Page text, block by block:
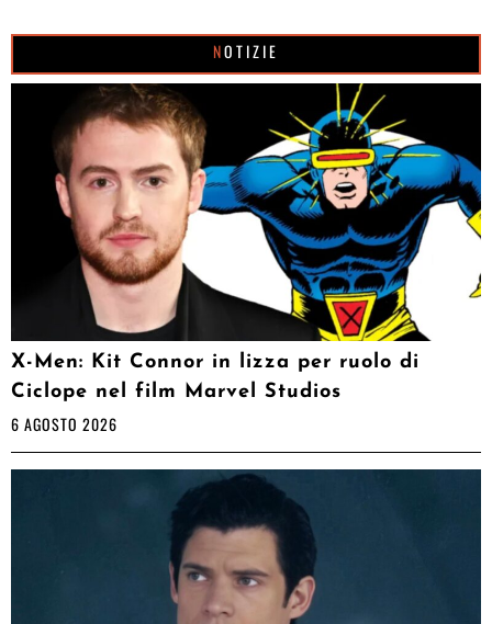
NOTIZIE
X-Men: Kit Connor in lizza per ruolo di
Ciclope nel film Marvel Studios
6 AGOSTO 2026